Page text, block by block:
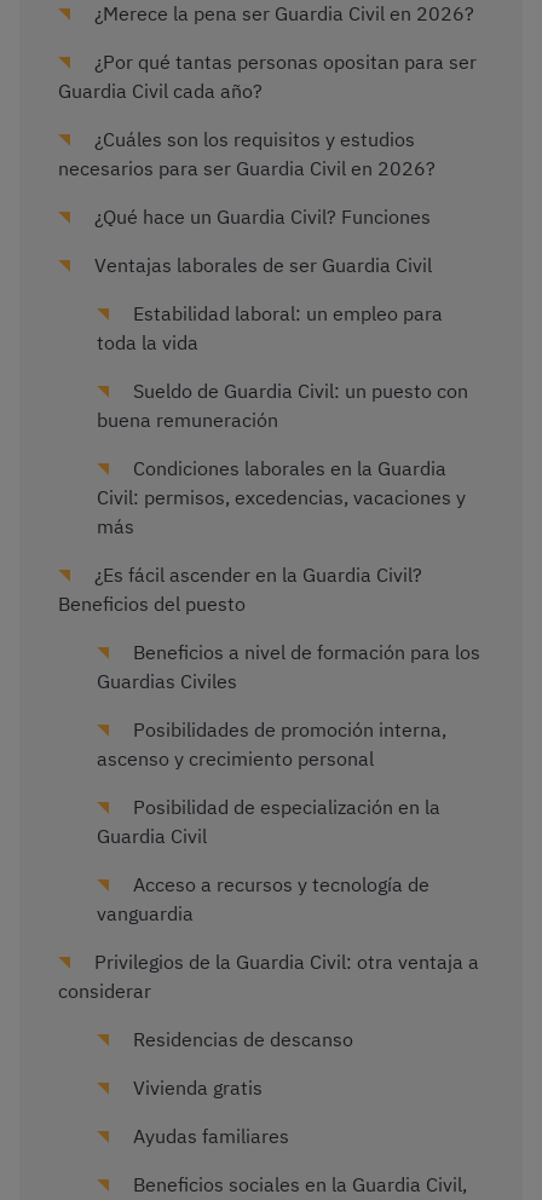
¿Merece la pena ser Guardia Civil en 2026?
¿Por qué tantas personas opositan para ser
Guardia Civil cada año?
¿Cuáles son los requisitos y estudios
necesarios para ser Guardia Civil en 2026?
¿Qué hace un Guardia Civil? Funciones
Ventajas laborales de ser Guardia Civil
Estabilidad laboral: un empleo para
toda la vida
Sueldo de Guardia Civil: un puesto con
buena remuneración
Condiciones laborales en la Guardia
Civil: permisos, excedencias, vacaciones y
más
¿Es fácil ascender en la Guardia Civil?
Beneficios del puesto
Beneficios a nivel de formación para los
Guardias Civiles
Posibilidades de promoción interna,
ascenso y crecimiento personal
Posibilidad de especialización en la
Guardia Civil
Acceso a recursos y tecnología de
vanguardia
Privilegios de la Guardia Civil: otra ventaja a
considerar
Residencias de descanso
Vivienda gratis
Ayudas familiares
Beneficios sociales en la Guardia Civil,